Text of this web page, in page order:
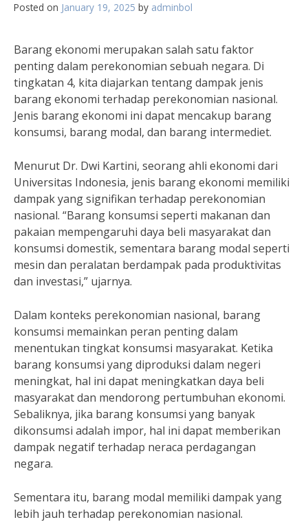
Posted on January 19, 2025 by adminbol
Barang ekonomi merupakan salah satu faktor
penting dalam perekonomian sebuah negara. Di
tingkatan 4, kita diajarkan tentang dampak jenis
barang ekonomi terhadap perekonomian nasional.
Jenis barang ekonomi ini dapat mencakup barang
konsumsi, barang modal, dan barang intermediet.
Menurut Dr. Dwi Kartini, seorang ahli ekonomi dari
Universitas Indonesia, jenis barang ekonomi memiliki
dampak yang signifikan terhadap perekonomian
nasional. “Barang konsumsi seperti makanan dan
pakaian mempengaruhi daya beli masyarakat dan
konsumsi domestik, sementara barang modal seperti
mesin dan peralatan berdampak pada produktivitas
dan investasi,” ujarnya.
Dalam konteks perekonomian nasional, barang
konsumsi memainkan peran penting dalam
menentukan tingkat konsumsi masyarakat. Ketika
barang konsumsi yang diproduksi dalam negeri
meningkat, hal ini dapat meningkatkan daya beli
masyarakat dan mendorong pertumbuhan ekonomi.
Sebaliknya, jika barang konsumsi yang banyak
dikonsumsi adalah impor, hal ini dapat memberikan
dampak negatif terhadap neraca perdagangan
negara.
Sementara itu, barang modal memiliki dampak yang
lebih jauh terhadap perekonomian nasional.